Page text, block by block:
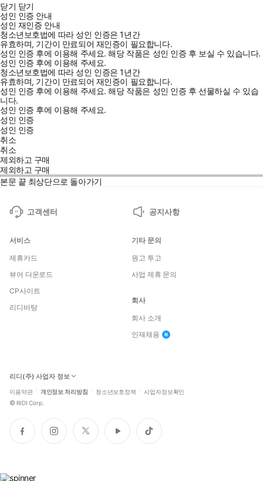
닫기 닫기
성인 인증 안내
성인 재인증 안내
청소년보호법에 따라 성인 인증은 1년간
유효하며, 기간이 만료되어 재인증이 필요합니다.
성인 인증 후에 이용해 주세요.해당 작품은 성인 인증 후 보실 수 있습니다.
성인 인증 후에 이용해 주세요.
청소년보호법에 따라 성인 인증은 1년간
유효하며, 기간이 만료되어 재인증이 필요합니다.
성인 인증 후에 이용해 주세요.해당 작품은 성인 인증 후 선물하실 수 있습
니다.
성인 인증 후에 이용해 주세요.
성인 인증
성인 인증
취소
취소
제외하고 구매
제외하고 구매
본문 끝 최상단으로 돌아가기
고객센터 공지사항
서비스
제휴카드
뷰어 다운로드
CP사이트
리디바탕
기타 문의
원고 투고
사업 제휴 문의
회사
회사 소개
인재채용
리디(주) 사업자 정보
이용약관 개인정보 처리방침 청소년보호정책 사업자정보확인
© RIDI Corp.
페
이
인
스
트
위
유
튜
틱
톡